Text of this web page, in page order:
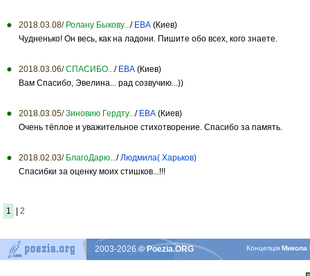
2018.03.08/ Ролану Быкову.../ ЕВА (Киев)
Чудненько! Он весь, как на ладони. Пишите обо всех, кого знаете.
2018.03.06/ СПАСИБО.../ ЕВА (Киев)
Вам Спасибо, Эвелина... рад созвучию...))
2018.03.05/ Зиновию Гердту.../ ЕВА (Киев)
Очень тёплое и уважительное стихотворение. Спасибо за память.
2018.02.03/ БлагоДарю.../Людмила( Харьков)
Спасибки за оценку моих стишков...!!!
1 2
КонцепцiяМикола
2003-2026© Poezia.ORG